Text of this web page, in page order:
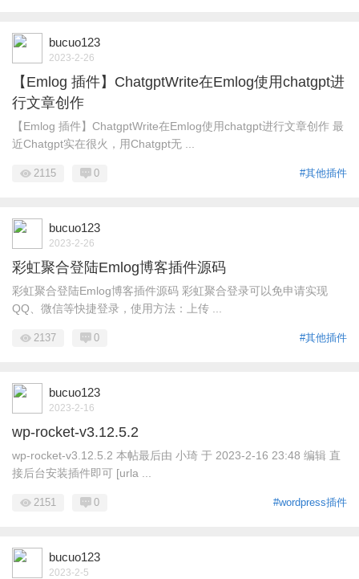
bucuo123
2023-2-26
【Emlog 插件】ChatgptWrite在Emlog使用chatgpt进
行文章创作
【Emlog 插件】ChatgptWrite在Emlog使用chatgpt进行文章创作 最
近Chatgpt实在很火，用Chatgpt无 ...
#其他插件
2115 0
bucuo123
2023-2-26
彩虹聚合登陆Emlog博客插件源码
彩虹聚合登陆Emlog博客插件源码 彩虹聚合登录可以免申请实现
QQ、微信等快捷登录，使用方法：上传 ...
#其他插件
2137 0
bucuo123
2023-2-16
wp-rocket-v3.12.5.2
wp-rocket-v3.12.5.2 本帖最后由 小琦 于 2023-2-16 23:48 编辑 直
接后台安装插件即可 [urla ...
#wordpress插件
2151 0
bucuo123
2023-2-5